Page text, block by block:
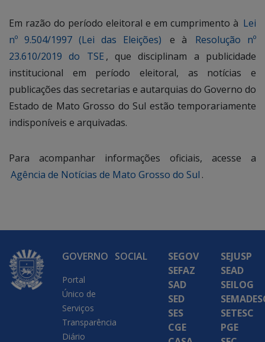
Em razão do período eleitoral e em cumprimento à Lei
nº 9.504/1997 (Lei das Eleições)
e à
Resolução nº
23.610/2019 do TSE , que disciplinam a publicidade
institucional em período eleitoral, as notícias e
publicações das secretarias e autarquias do Governo do
Estado de Mato Grosso do Sul estão temporariamente
indisponíveis e arquivadas.
Para acompanhar informações oficiais, acesse a
Agência de Notícias de Mato Grosso do Sul .
GOVERNO
Portal
Único de
Serviços
Transparência
Diário
SOCIAL
SEGOV
SEFAZ
SAD
SED
SES
CGE
SEJUSP
SEAD
SEILOG
SETESC
PGE